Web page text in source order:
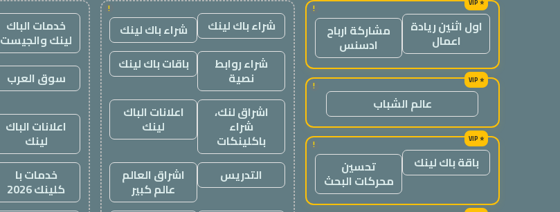
!
اول اثنين ريادة
اعمال مشاركة ارباح
ادسنس
!
عالم الشباب
!
باقة باك لينك تحسين
محركات البحث
!
شراء باك لينك
شراء باك لينك
شراء روابط
نصية
باقات باك لينك
اشراق لنك،
شراء
باكلينكات
اعلانات الباك
لينك
التدريس اشراق العالم
عالم كبير
خدمات الباك
لينك والجيست
سوق العرب
اعلانات الباك
لينك
خدمات با
كلينك 2026